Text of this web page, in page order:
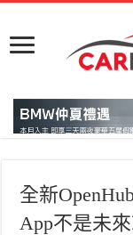
全新
App不是未